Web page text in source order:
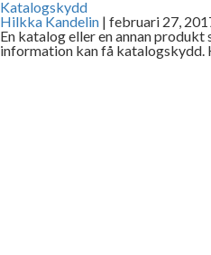
Katalogskydd
Hilkka Kandelin | februari 27,
En katalog eller en annan produkt
information kan få katalogskydd.